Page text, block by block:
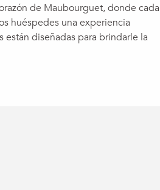
de Maubourguet, donde cada
huéspedes una experiencia
diseñadas para brindarle la